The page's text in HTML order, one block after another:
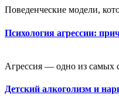
Поведенческие модели,
Психология агрессии:
Агрессия — одно из самых
Детский алкоголизм и